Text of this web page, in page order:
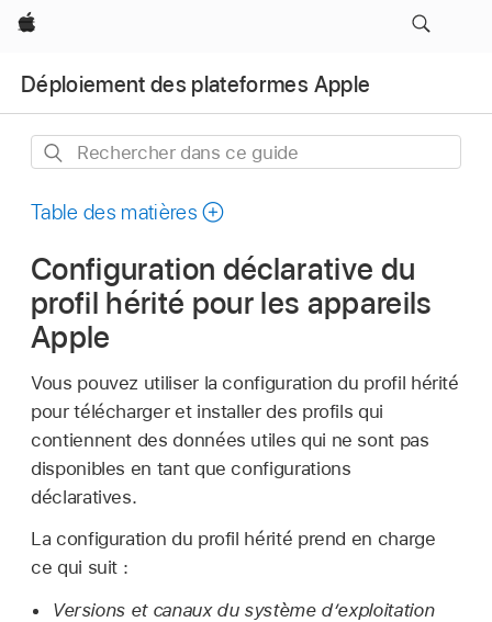
Apple
Déploiement des plateformes Apple
Rechercher
ce
Table des matières
Configuration déclarative du
profil hérité pour les appareils
Apple
Vous pouvez utiliser la configuration du profil hérité
pour télécharger et installer des profils qui
contiennent des données utiles qui ne sont pas
disponibles en tant que configurations
déclaratives.
La configuration du profil hérité prend en charge
ce qui suit :
Versions et canaux du système d’exploitation